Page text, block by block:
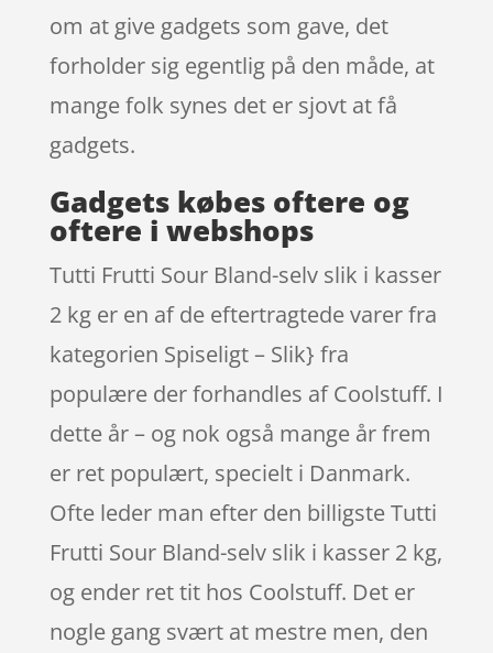
om at give gadgets som gave, det
forholder sig egentlig på den måde, at
mange folk synes det er sjovt at få
gadgets.
Gadgets købes oftere og
oftere i webshops
Tutti Frutti Sour Bland-selv slik i kasser
2 kg er en af de eftertragtede varer fra
kategorien Spiseligt – Slik} fra
populære der forhandles af Coolstuff. I
dette år – og nok også mange år frem
er ret populært, specielt i Danmark.
Ofte leder man efter den billigste Tutti
Frutti Sour Bland-selv slik i kasser 2 kg,
og ender ret tit hos Coolstuff. Det er
nogle gang svært at mestre men, den